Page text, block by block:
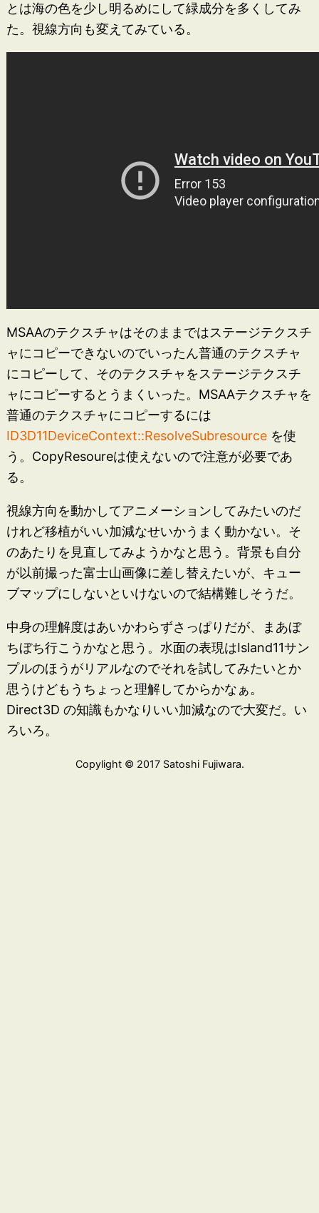
とは海の色を少し明るめにして緑成分を多くしてみ
た。視線方向も変えてみている。
MSAAのテクスチャはそのままではステージテクスチ
ャにコピーできないのでいったん普通のテクスチャ
にコピーして、そのテクスチャをステージテクスチ
ャにコピーするとうまくいった。MSAAテクスチャを
普通のテクスチャにコピーするには
ID3D11DeviceContext::ResolveSubresourceを使
う。CopyResoureは使えないので注意が必要であ
る。
視線方向を動かしてアニメーションしてみたいのだ
けれど移植がいい加減なせいかうまく動かない。そ
のあたりを見直してみようかなと思う。背景も自分
が以前撮った富士山画像に差し替えたいが、キュー
ブマップにしないといけないので結構難しそうだ。
中身の理解度はあいかわらずさっぱりだが、まあぼ
ちぼち行こうかなと思う。水面の表現はIsland11サン
プルのほうがリアルなのでそれを試してみたいとか
思うけどもうちょっと理解してからかなぁ。
Direct3D の知識もかなりいい加減なので大変だ。い
ろいろ。
Copylight © 2017 Satoshi Fujiwara.